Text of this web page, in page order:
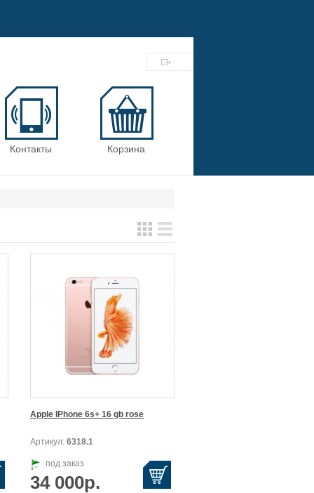
Контакты Корзина
Apple IPhone 6s+ 16 gb rose
Артикул: 6318.1
под заказ
34 000р.